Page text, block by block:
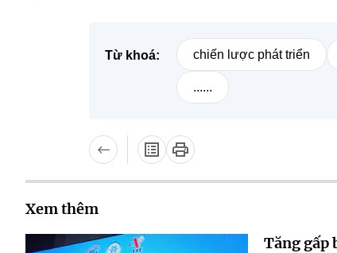
Từ khoá: chiến lược phát triển
......
Xem thêm
Tăng gấp